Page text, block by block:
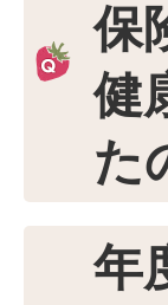
保
健
た
年